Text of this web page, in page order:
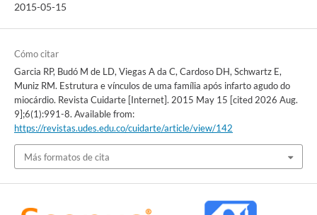
2015-05-15
Cómo citar
Garcia RP, Budó M de LD, Viegas A da C, Cardoso DH, Schwartz E,
Muniz RM. Estrutura e vínculos de uma família após infarto agudo do
miocárdio. Revista Cuidarte [Internet]. 2015 May 15 [cited 2026 Aug.
9];6(1):991-8. Available from:
https://revistas.udes.edu.co/cuidarte/article/view/142
Más formatos de cita